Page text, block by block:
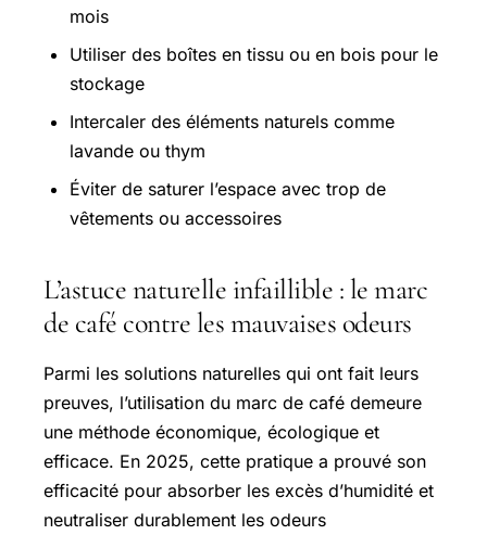
mois
Utiliser des boîtes en tissu ou en bois pour le
stockage
Intercaler des éléments naturels comme
lavande ou thym
Éviter de saturer l’espace avec trop de
vêtements ou accessoires
L’astuce naturelle infaillible : le marc
de café contre les mauvaises odeurs
Parmi les solutions naturelles qui ont fait leurs
preuves, l’utilisation du marc de café demeure
une méthode économique, écologique et
efficace. En 2025, cette pratique a prouvé son
efficacité pour absorber les excès d’humidité et
neutraliser durablement les odeurs